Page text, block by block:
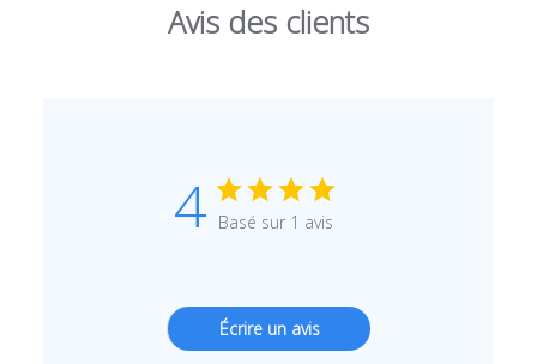
Avis des clients
4 Basé sur 1 avis
Écrire un avis